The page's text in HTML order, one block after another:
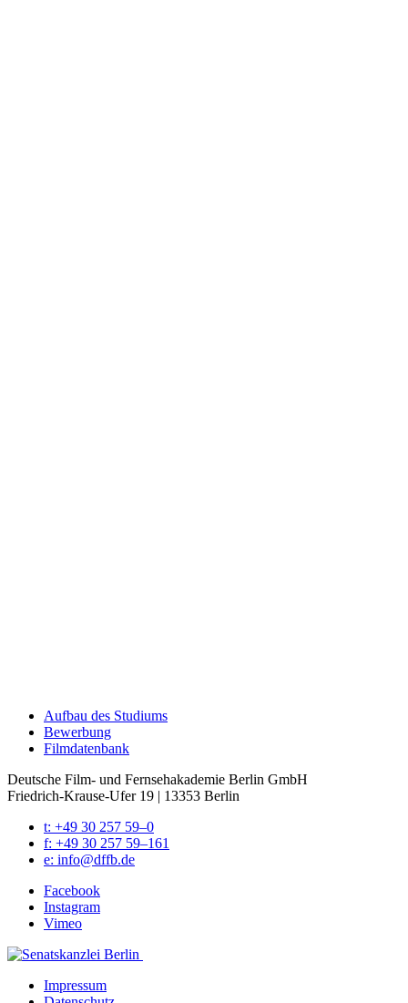
Auf­bau des Stu­di­ums
Bewer­bung
Film­da­ten­bank
Deutsche Film- und Fernseh­akademie Berlin GmbH
Friedrich-Krause-Ufer 19 | 13353 Berlin
t: +49 30 257 59–0
f: +49 30 257 59–161
e: info@​dffb.​de
Face­book
Insta­gram
Vimeo
Impres­sum